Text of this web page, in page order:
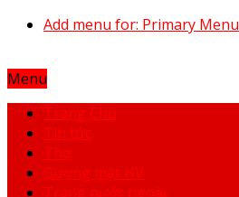
Add menu for: Primary Menu
Menu
Trang Chủ
Tin tức
Thơ
Gương mặt HV
Trang nước ngoài